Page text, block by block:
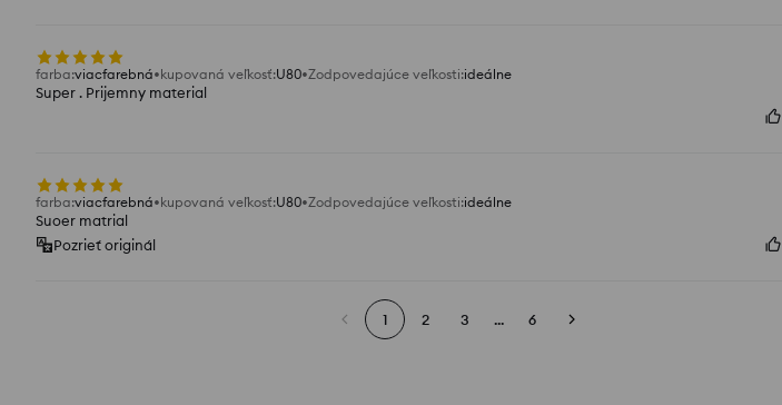
farba:viacfarebná kupovaná veľkosť:U80 Zodpovedajúce veľkosti:ideálne
Super . Prijemny material
farba:viacfarebná kupovaná veľkosť:U80 Zodpovedajúce veľkosti:ideálne
Suoer matrial
Pozrieť originál
1 2 3 ... 6